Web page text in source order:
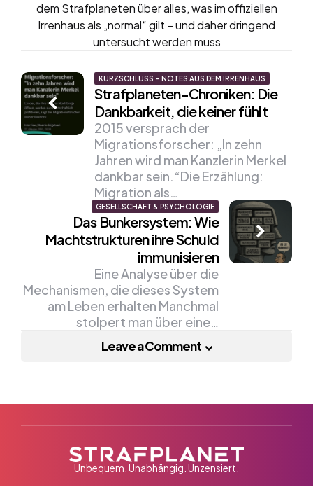
dem Strafplaneten über alles, was im offiziellen
Irrenhaus als „normal“ gilt – und daher dringend
untersucht werden muss
Post
navigation
KURZSCHLUSS – NOTES AUS DEM IRRENHAUS
Strafplaneten-Chroniken: Die
Dankbarkeit, die keiner fühlt
2015 versprach der
Migrationsforscher: „In zehn
Jahren wird man Kanzlerin Merkel
dankbar sein.“Die Erzählung:
Migration als…
GESELLSCHAFT & PSYCHOLOGIE
Das Bunkersystem: Wie
Machtstrukturen ihre Schuld
immunisieren
Eine Analyse über die
Mechanismen, die dieses System
am Leben erhalten Manchmal
stolpert man über eine…
Leave a Comment
Unbequem. Unabhängig. Unzensiert.